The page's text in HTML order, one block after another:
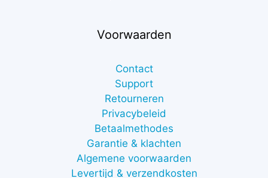
Voorwaarden
Contact
Support
Retourneren
Privacybeleid
Betaalmethodes
Garantie & klachten
Algemene voorwaarden
Levertijd & verzendkosten